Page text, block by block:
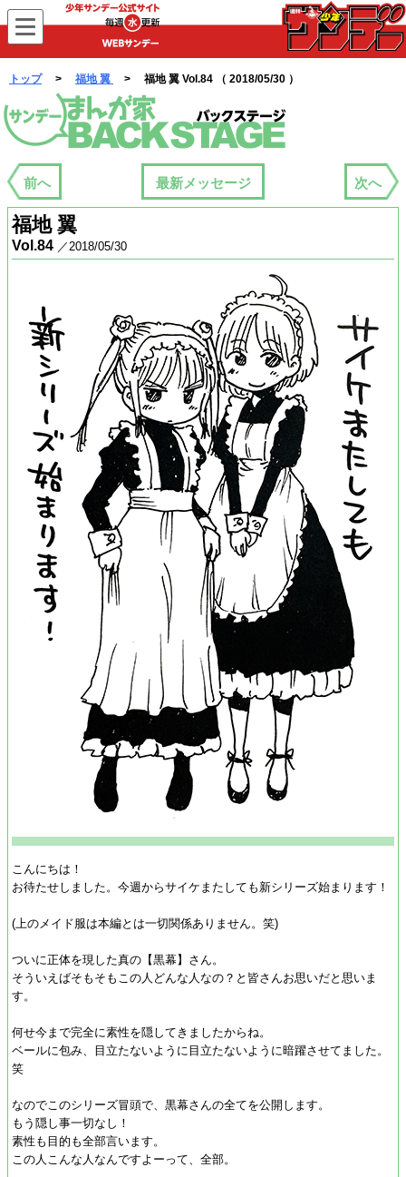
WEBサンデー
トップ> 福地 翼 > 福地 翼 Vol.84 （ 2018/05/30 ）
まんが家バックステージ
前へ 最新メッセージ 次へ
福地 翼
Vol.84 ／2018/05/30
こんにちは！
お待たせしました。今週からサイケまたしても新シリーズ始まります！
(上のメイド服は本編とは一切関係ありません。笑)
ついに正体を現した真の【黒幕】さん。
そういえばそもそもこの人どんな人なの？と皆さんお思いだと思いま
す。
何せ今まで完全に素性を隠してきましたからね。
ベールに包み、目立たないように目立たないように暗躍させてました。
笑
なのでこのシリーズ冒頭で、黒幕さんの全てを公開します。
もう隠し事一切なし！
素性も目的も全部言います。
この人こんな人なんですよーって、全部。